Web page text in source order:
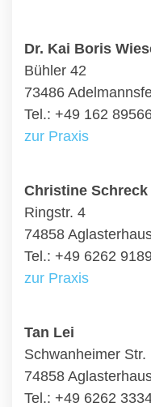
Dr. Kai Boris
Bühler 42
73486
Tel.: +49 162
zur Praxis
Christine Schreck
Ringstr. 4
74858
Tel.: +49 6262
zur Praxis
Tan Lei
Schwanheimer Str.
74858
Tel.: +49 6262